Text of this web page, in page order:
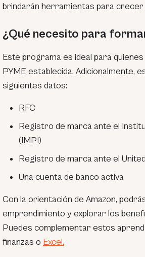
brindarán herramientas para crecer
¿Qué necesito para
Este programa es ideal para
PYME establecida. Adicionalmente,
siguientes datos:
RFC
Registro de marca ante el
(IMPI)
Registro de marca ante el
Una cuenta de banco activa
Con la orientación de Amazon,
emprendimiento y explorar los
Puedes complementar estos
finanzas o Excel.